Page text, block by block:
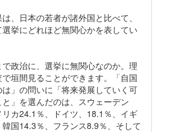
、日本の若者が諸外国と比べて、
挙にどれほど無関心かを表してい
政治に、選挙に無関心なのか。理
垣間見ることができます。「自国
」の問いに「将来発展していく可
」を選んだのは、スウェーデン
カ24.1％、ドイツ、18.1％、イギ
韓国14.3％、フランス8.9％、そして